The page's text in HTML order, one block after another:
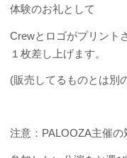
体験のお礼として
Crewとロゴがプリント
１枚差し上げます。
(販売してるものとは別
注意：PALOOZA主催の